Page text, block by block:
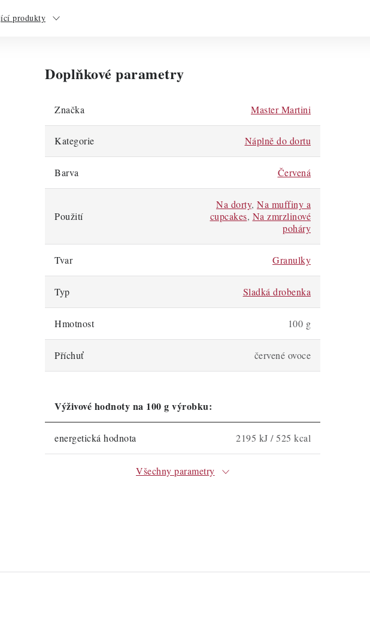
produkty
Doplňkové parametry
Značka Master Martini
Kategorie Náplně do dortu
Barva Červená
Použití
Na dorty, Na muffiny a
cupcakes, Na zmrzlinové
poháry
Tvar Granulky
Typ Sladká drobenka
Hmotnost 100 g
Příchuť červené ovoce
Výživové hodnoty na 100 g výrobku:
energetická hodnota 2195 kJ / 525 kcal
Všechny parametry